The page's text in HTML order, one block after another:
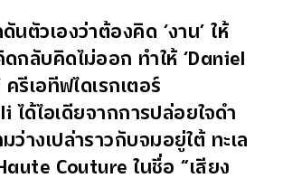
นตัวเองว่าต้องคิด ‘งาน’ ให้
กลับคิดไม่ออก ทำให้ ‘Daniel
ครีเอทีฟไดเรกเตอร์
ได้ไอเดียจากการปล่อยใจดำ
ว่างเปล่าราวกับจมอยู่ใต้ ทะเล
Couture ในชื่อ “เสียง